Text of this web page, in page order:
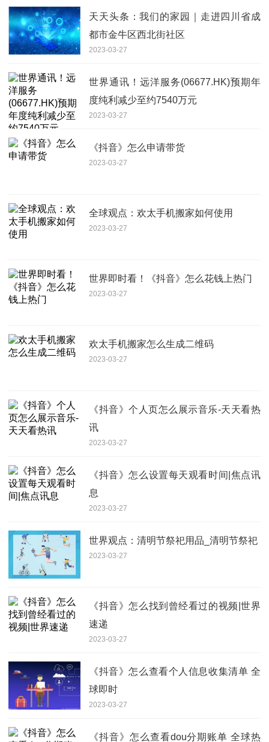
天天头条：我们的家园｜走进四川省成
都市金牛区西北街社区
2023-03-27
世界通讯！远洋服务(06677.HK)预期年
度纯利减少至约7540万元
2023-03-27
《抖音》怎么申请带货
2023-03-27
全球观点：欢太手机搬家如何使用
2023-03-27
世界即时看！《抖音》怎么花钱上热门
2023-03-27
欢太手机搬家怎么生成二维码
2023-03-27
《抖音》个人页怎么展示音乐-天天看热
讯
2023-03-27
《抖音》怎么设置每天观看时间|焦点讯
息
2023-03-27
世界观点：清明节祭祀用品_清明节祭祀
2023-03-27
《抖音》怎么找到曾经看过的视频|世界
速递
2023-03-27
《抖音》怎么查看个人信息收集清单 全
球即时
2023-03-27
《抖音》怎么查看dou分期账单 全球热